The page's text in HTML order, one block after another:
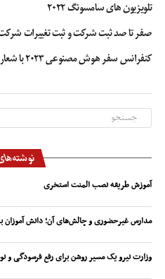
تلویزیون های سامسونگ ۲۰۲۲
صفر تا صد ثبت شرکت و ثبت تغییرات
کنفرانس سفر هوش مصنوعی ۲۰۲۳ با شعار چشم‌اندازی به آینده برگزار شد
آموزش طریقه نصب المنت استخری
مدارس غیرحضوری و چالش‌های آن؛ دانش آموزان
وزارت نیرو یک مسیر روشن برای رفع فرسودگی و